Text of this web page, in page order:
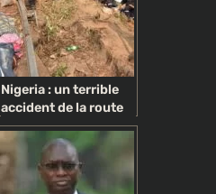
Nigeria : un terrible
accident de la route
fait 18 personnes